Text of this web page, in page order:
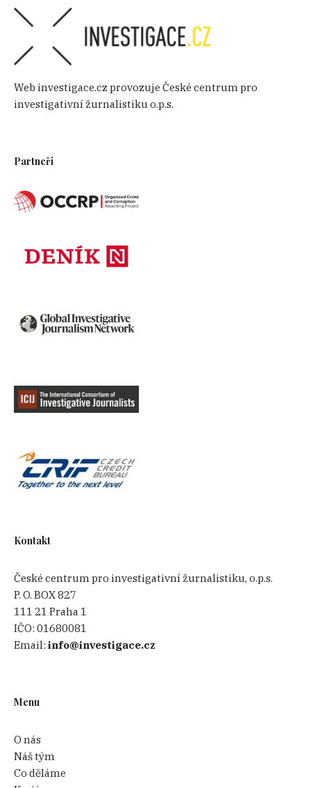
Web investigace.cz provozuje České centrum pro
investigativní žurnalistiku o.p.s.
Partneři
Kontakt
České centrum pro investigativní žurnalistiku, o.p.s.
P. O. BOX 827
111 21 Praha 1
IČO:01680081
Email:info@investigace.cz
Menu
O nás
Náš tým
Co děláme